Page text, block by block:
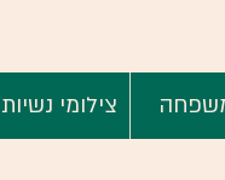
צילומי נשיות